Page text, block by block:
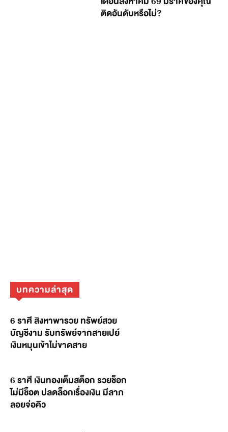
ติดอันดับหรือไม่?
บทความล่าสุด
6 ราศี สิงหาพารวย ทรัพย์สวย
บัญชีงาม รับทรัพย์จากสายเปย์
เงินหมุนเข้าไม่ขาดสาย
6 ราศี เงินทองเต็มสต็อก รวยช็อก
ไม่มีช็อต ปลดล็อกเรื่องเงิน มีลาภ
ลอยจ่อคิว